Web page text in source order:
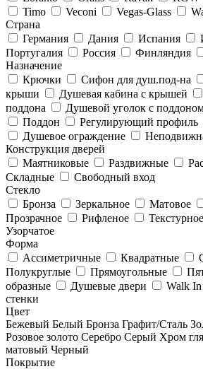
Timo
Veconi Vegas-Glass
Страна
Германия
Дания Испания
Португалия
Россия Финляндия
Назначение
Крючки
Сифон для душ.под-на
крыши
Душевая кабина с крышей
поддона
Душевой уголок с
Поддон
Регулирующий профиль
Душевое ограждение
Конструкция дверей
Маятниковые
Раздвижные
Складные
Свободный вход
Стекло
Бронза
Зеркальное Матовое
Прозрачное
Рифленое Текстурное
Узорчатое
Форма
Ассиметричные
Квадратные
Полукруглые
Прямоугольные
образные
Душевые двери Walk In
стенки
Цвет
Бежевый Белый Бронза Графит/Сталь
Розовое золото Серебро Серый Хром
матовый Черный
Покрытие